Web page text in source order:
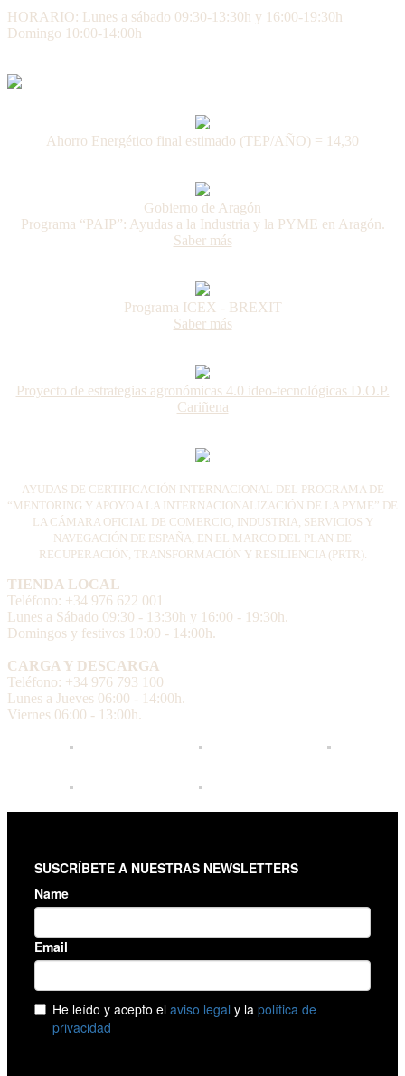
HORARIO: Lunes a sábado 09:30-13:30h y 16:00-19:30h
Domingo 10:00-14:00h
Ahorro Energético final estimado (TEP/AÑO) = 14,30
Gobierno de Aragón
Programa “PAIP”: Ayudas a la Industria y la PYME en Aragón.
Saber más
Programa ICEX - BREXIT
Saber más
Proyecto de estrategias agronómicas 4.0 ideo-tecnológicas D.O.P.
Cariñena
AYUDAS DE CERTIFICACIÓN INTERNACIONAL DEL PROGRAMA DE
“MENTORING Y APOYO A LA INTERNACIONALIZACIÓN DE LA PYME” DE
LA CÁMARA OFICIAL DE COMERCIO, INDUSTRIA, SERVICIOS Y
NAVEGACIÓN DE ESPAÑA, EN EL MARCO DEL PLAN DE
RECUPERACIÓN, TRANSFORMACIÓN Y RESILIENCIA (PRTR).
TIENDA LOCAL
Teléfono: +34 976 622 001
Lunes a Sábado 09:30 - 13:30h y 16:00 - 19:30h.
Domingos y festivos 10:00 - 14:00h.
CARGA Y DESCARGA
Teléfono: +34 976 793 100
Lunes a Jueves 06:00 - 14:00h.
Viernes 06:00 - 13:00h.